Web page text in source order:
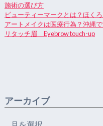
施術の選び方
ビューティーマークとは？ほく
アートメイクは医療行為？沖縄
リタッチ眉 Eyebrow touch-up
アーカイブ